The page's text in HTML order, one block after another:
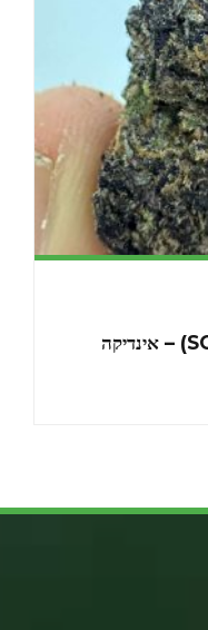
סולו א.ק.א (SOLO A.K.A) – אינדיקה